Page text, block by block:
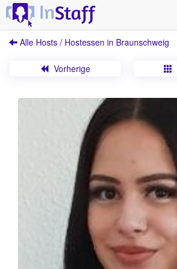
Alle Hosts / Hostessen in Braunschweig
Vorherige